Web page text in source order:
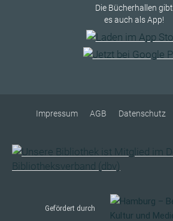
Die Bücherhallen gibt
es auch als App!
Impressum AGB Datenschutz
Gefördert durch